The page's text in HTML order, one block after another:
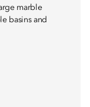
marble
basins and